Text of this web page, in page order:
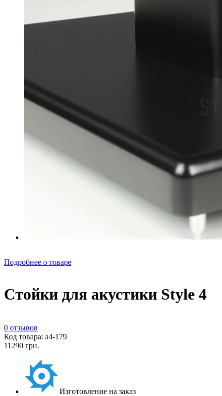
Подробнее о товаре
Стойки для акустики Style 4
0 отзывов
Код товара: а4-179
11290 грн.
Изготовление на заказ